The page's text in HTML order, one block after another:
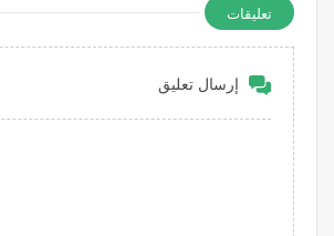
تعليقات
إرسال تعليق